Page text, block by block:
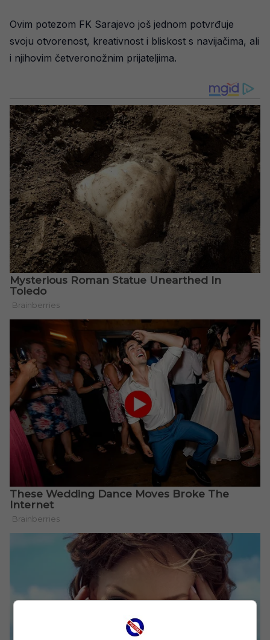
Ovim potezom FK Sarajevo još jednom potvrđuje
svoju otvorenost, kreativnost i bliskost s navijačima, ali
i njihovim četveronožnim prijateljima.